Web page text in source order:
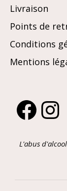
Livraison
Points de
Conditions
Mentions
Facebook
L'abus